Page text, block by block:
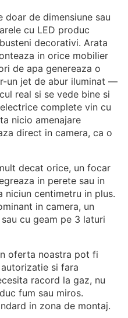
doar de dimensiune sau
cu LED produc
decorativi. Arata
in orice mobilier
de apa genereaza o
un jet de abur iluminat —
real si se vede bine si
complete vin cu
nicio amenajare
direct in camera, ca o
decat orice, un focar
in perete sau in
niciun centimetru in plus.
in camera, un
cu geam pe 3 laturi
oferta noastra pot fi
si fara
racord la gaz, nu
fum sau miros.
in zona de montaj.